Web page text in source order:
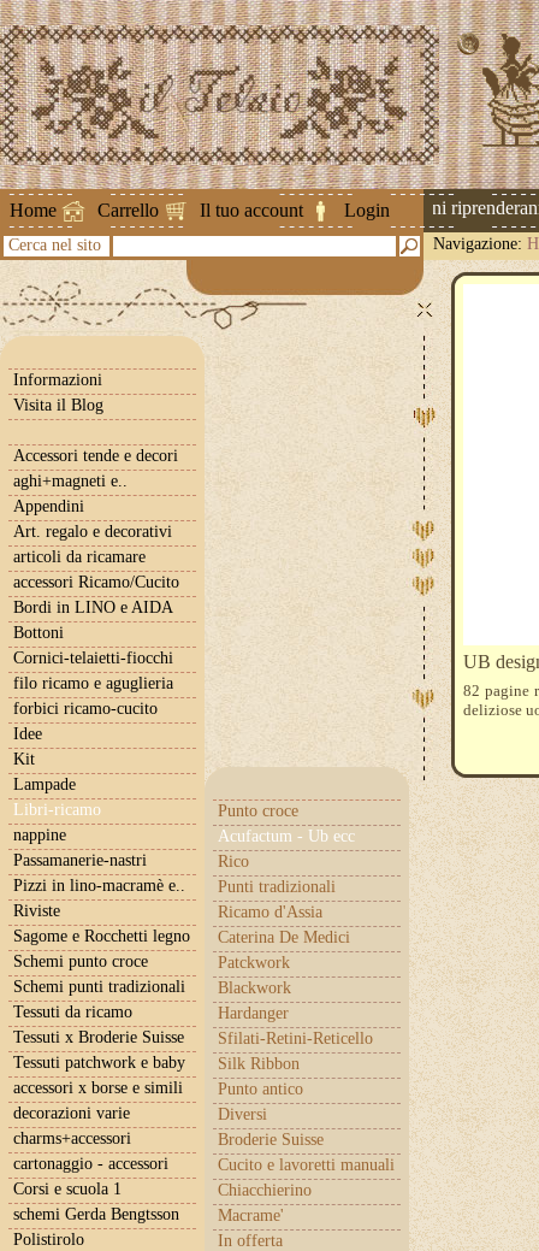
Home Carrello Il tuo account Login
Attenzione ! Le spedizioni
Cerca nel sito Navigazione:
Informazioni
Visita il Blog
Accessori tende e decori
aghi+magneti e..
Appendini
Art. regalo e decorativi
articoli da ricamare
accessori Ricamo/Cucito
Bordi in LINO e AIDA
Bottoni
Cornici-telaietti-fiocchi
filo ricamo e aguglieria
forbici ricamo-cucito
Idee
Kit
Lampade
Libri-ricamo
Punto croce
Acufactum - Ub ecc
Rico
Punti tradizionali
Ricamo d'Assia
Caterina De Medici
Patckwork
Blackwork
Hardanger
Sfilati-Retini-Reticello
Silk Ribbon
Punto antico
Diversi
Broderie Suisse
Cucito e lavoretti manuali
Chiacchierino
Macrame'
In offerta
nappine
Passamanerie-nastri
Pizzi in lino-macramè e..
Riviste
Sagome e Rocchetti legno
Schemi punto croce
Schemi punti tradizionali
Tessuti da ricamo
Tessuti x Broderie Suisse
Tessuti patchwork e baby
accessori x borse e simili
decorazioni varie
charms+accessori
cartonaggio - accessori
Corsi e scuola 1
schemi Gerda Bengtsson
Polistirolo
UB
82 pagine
deliziose